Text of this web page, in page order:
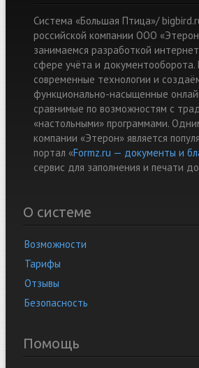
Система «Большая Птица»/
российской компании ООО
занимаемся разработкой
сфере учёта и документооборота.
современные технологии и
функционально-насыщенные
сравнимые по возможностям с
«настольными» программами.
компании «Этерон» является
портал «Formz.ru — документы и
cервис для заполнения и печати
О системе
Возможности
Тарифы
Отзывы
Безопасность
Помощь